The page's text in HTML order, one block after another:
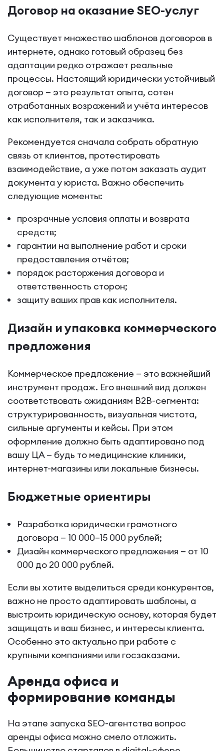
Договор на оказание SEO-услуг
Существует множество шаблонов договоров в
интернете, однако готовый образец без
адаптации редко отражает реальные
процессы. Настоящий юридически устойчивый
договор — это результат опыта, сотен
отработанных возражений и учёта интересов
как исполнителя, так и заказчика.
Рекомендуется сначала собрать обратную
связь от клиентов, протестировать
взаимодействие, а уже потом заказать аудит
документа у юриста. Важно обеспечить
следующие моменты:
прозрачные условия оплаты и возврата
средств;
гарантии на выполнение работ и сроки
предоставления отчётов;
порядок расторжения договора и
ответственность сторон;
защиту ваших прав как исполнителя.
Дизайн и упаковка коммерческого
предложения
Коммерческое предложение — это важнейший
инструмент продаж. Его внешний вид должен
соответствовать ожиданиям B2B-сегмента:
структурированность, визуальная чистота,
сильные аргументы и кейсы. При этом
оформление должно быть адаптировано под
вашу ЦА — будь то медицинские клиники,
интернет-магазины или локальные бизнесы.
Бюджетные ориентиры
Разработка юридически грамотного
договора — 10 000–15 000 рублей;
Дизайн коммерческого предложения — от 10
000 до 20 000 рублей.
Если вы хотите выделиться среди конкурентов,
важно не просто адаптировать шаблоны, а
выстроить юридическую основу, которая будет
защищать и ваш бизнес, и интересы клиента.
Особенно это актуально при работе с
крупными компаниями или госзаказами.
Аренда офиса и
формирование команды
На этапе запуска SEO-агентства вопрос
аренды офиса можно смело отложить.